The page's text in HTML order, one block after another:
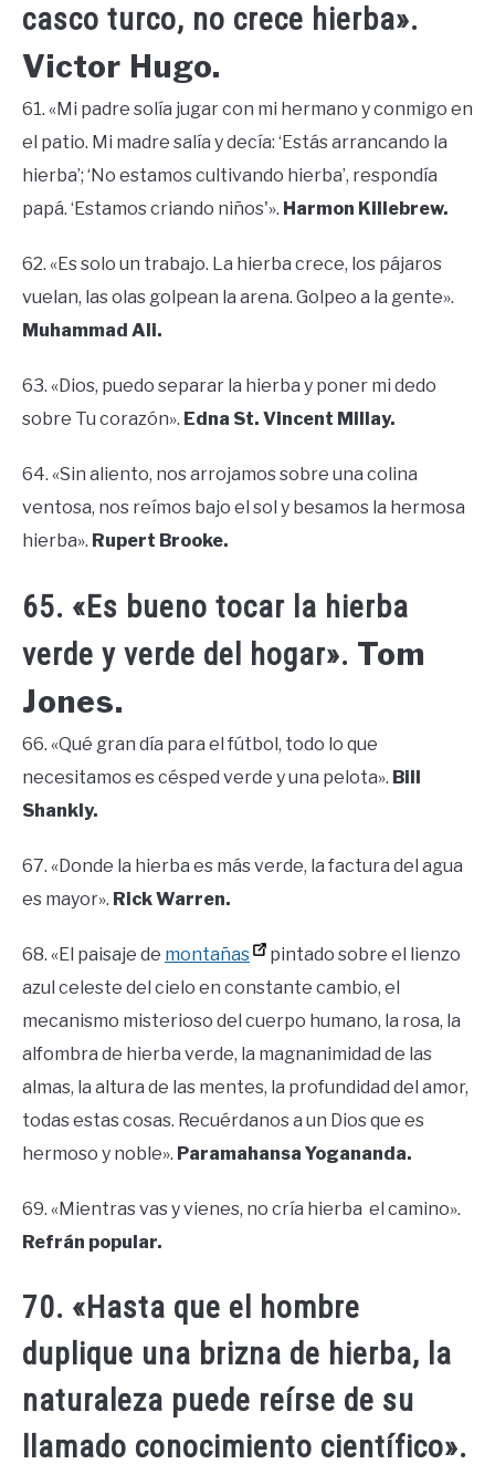
casco turco, no crece hierba».
Victor Hugo.
61. «Mi padre solía jugar con mi hermano y conmigo en
el patio. Mi madre salía y decía: ‘Estás arrancando la
hierba’; ‘No estamos cultivando hierba’, respondía
papá. ‘Estamos criando niños'». Harmon Killebrew.
62. «Es solo un trabajo. La hierba crece, los pájaros
vuelan, las olas golpean la arena. Golpeo a la gente».
Muhammad Ali.
63. «Dios, puedo separar la hierba y poner mi dedo
sobre Tu corazón». Edna St. Vincent Millay.
64. «Sin aliento, nos arrojamos sobre una colina
ventosa, nos reímos bajo el sol y besamos la hermosa
hierba». Rupert Brooke.
65. «Es bueno tocar la hierba
verde y verde del hogar». Tom
Jones.
66. «Qué gran día para el fútbol, ​​todo lo que
necesitamos es césped verde y una pelota». Bill
Shankly.
67. «Donde la hierba es más verde, la factura del agua
es mayor». Rick Warren.
68. «El paisaje de montañas
pintado sobre el lienzo
azul celeste del cielo en constante cambio, el
mecanismo misterioso del cuerpo humano, la rosa, la
alfombra de hierba verde, la magnanimidad de las
almas, la altura de las mentes, la profundidad del amor,
todas estas cosas. Recuérdanos a un Dios que es
hermoso y noble». Paramahansa Yogananda.
69. «Mientras vas y vienes, no cría hierba el camino».
Refrán popular.
70. «Hasta que el hombre
duplique una brizna de hierba, la
naturaleza puede reírse de su
llamado conocimiento científico».